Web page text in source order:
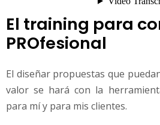
El training para
PROfesional
El diseñar propuestas que
valor se hará con la
para mí y para mis clientes.